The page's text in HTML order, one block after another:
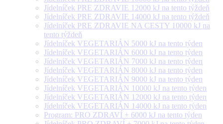
Jídelníček PRE ZDRAVIE 12000 kJ na tento týždeň
Jídelníček PRE ZDRAVIE 14000 kJ na tento týždeň
Jídelníček PRE ZDRAVIE NA CESTY 10000 kJ na
tento týždeň
Jídelníček VEGETARIÁN 5000 kJ na tento týden
Jídelníček VEGETARIÁN 6000 kJ na tento týden
Jídelníček VEGETARIÁN 7000 kJ na tento týden
Jídelníček VEGETARIÁN 8000 kJ na tento týden
Jídelníček VEGETARIÁN 9000 kJ na tento týden
Jídelníček VEGETARIÁN 10000 kJ na tento týden
Jídelníček VEGETARIÁN 12000 kJ na tento týden
Jídelníček VEGETARIÁN 14000 kJ na tento týden
Program: PRO ZDRAVÍ + 6000 kJ na tento týden